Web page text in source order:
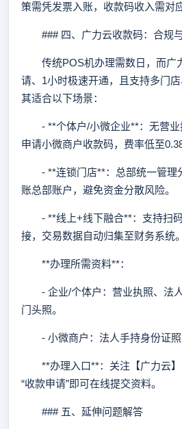
策需凭发票入账，收款码收入需对
### 四、广力云收款码：合规
传统POS机办理需数日，而广
请、1小时极速开通，且支持多门
其适合以下场景：
- **个体户/小微企业**：无营业
申请小微商户收款码，费率低至
- **连锁门店**：总部统一管理
账总部账户，避免资金分散风险。
- **线上+线下融合**：支持扫码
接，交易数据自动归集至财务系统。
**办理所需资料**：
- 企业/个体户：营业执照、法人
门头照。
- 小微商户：法人手持身份证照
**办理入口**：关注【广力云】
“收款申请”即可在线提交资料。
### 五、延伸问题解答